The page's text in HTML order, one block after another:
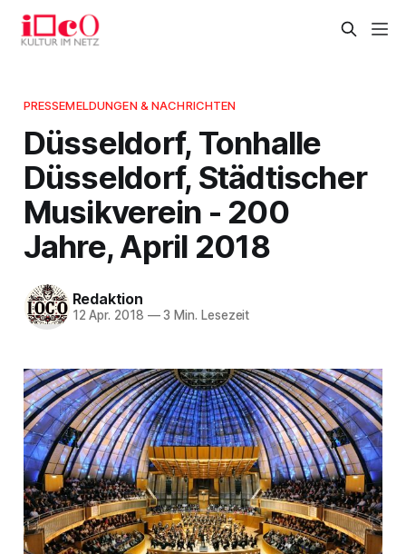
PRESSEMELDUNGEN & NACHRICHTEN
Düsseldorf, Tonhalle
Düsseldorf, Städtischer
Musikverein - 200
Jahre, April 2018
Redaktion
12 Apr. 2018 —3 Min. Lesezeit